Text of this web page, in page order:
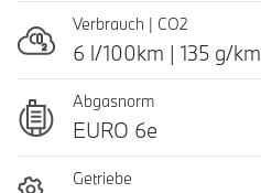
Verbrauch | CO2
6 l/100km | 135 g/km
Abgasnorm
EURO 6e
Getriebe